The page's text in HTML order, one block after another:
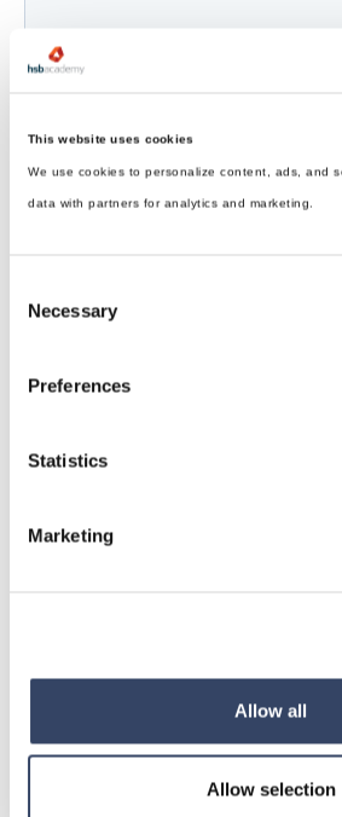
This website uses cookies
We use cookies to personalize content, ads, and
data with partners for analytics and marketing.
Selection
Necessary
Preferences
Statistics
Marketing
Allow all
Allow selection
Allgemein
hsbDesign für AutoCAD®